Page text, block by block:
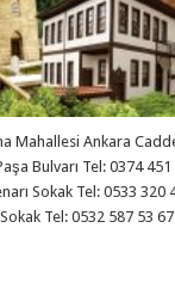
Mahallesi Ankara
Bulvarı Tel: 0374
Sokak Tel: 0533 320
Tel: 0532 587 53